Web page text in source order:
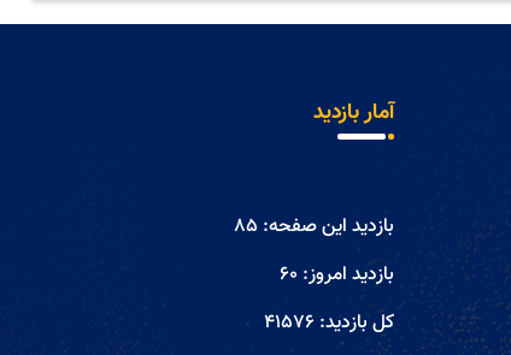
آمار بازدید
بازدید این صفحه: 85
بازدید امروز: 60
کل بازدید: 41576